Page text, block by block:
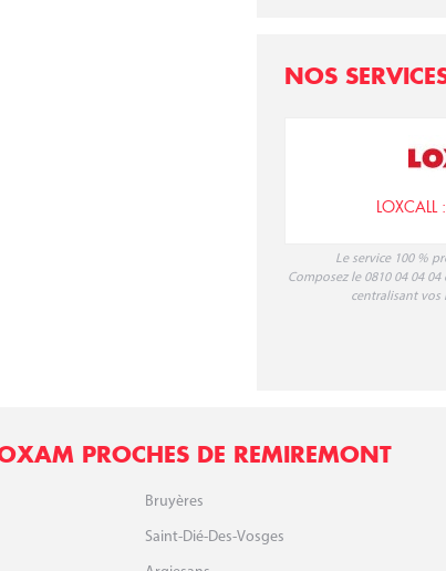
NOS
Le service 100 %
Composez le 0810 04 04
centralisant vos
PROCHES DE REMIREMONT
Bruyères
Saint-Dié-Des-Vosges